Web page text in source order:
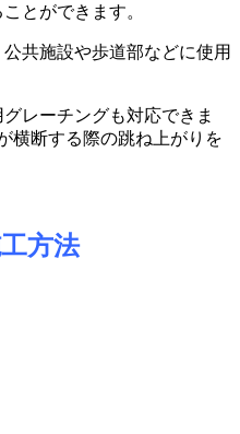
とができます。
共施設や歩道部などに使用
レーチングも対応できま
横断する際の跳ね上がりを
方法